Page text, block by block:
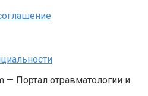
— Портал отравматологии и